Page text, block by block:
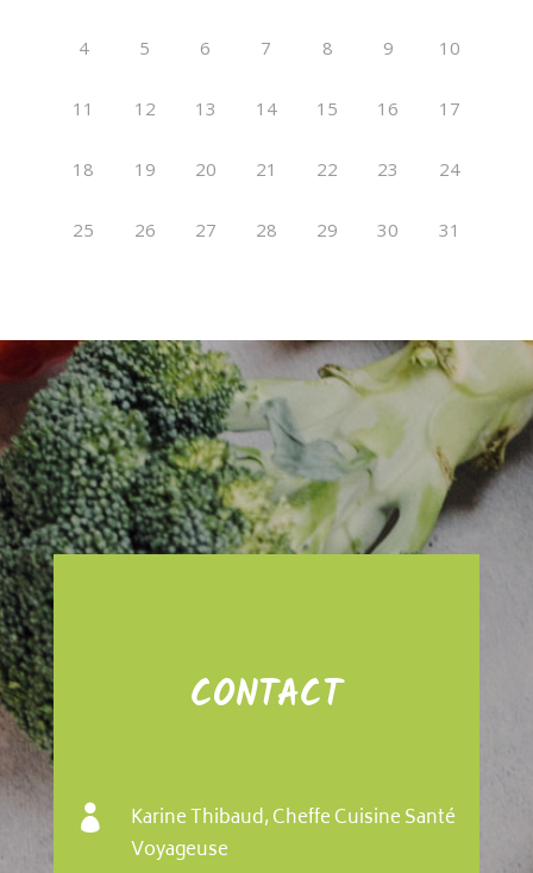
4 5 6 7 8 9 10
11 12 13 14 15 16 17
18 19 20 21 22 23 24
25 26 27 28 29 30 31
CONTACT

Karine Thibaud, Cheffe Cuisine Santé
Voyageuse